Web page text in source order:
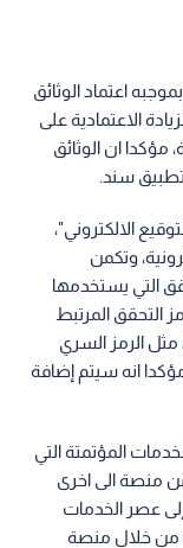
اعتماد الوثائق
الاعتمادية على
مؤكدا ان الوثائق
سند.
الالكتروني"،
وتكمن
التي يستخدمها
التحقق المرتبط
الرمز السري
انه سيتم إضافة
المؤتمتة التي
منصة الى اخرى
عصر الخدمات
من خلال منصة